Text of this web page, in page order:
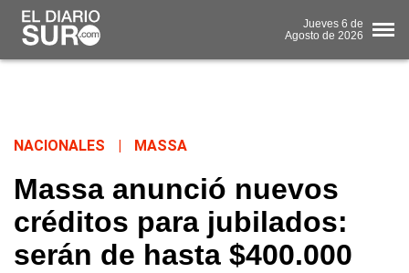
Jueves 6 de
Agosto de 2026
NACIONALES MASSA
Massa anunció nuevos
créditos para jubilados:
serán de hasta $400.000